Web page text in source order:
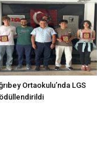
Ortaokulu’nda LGS
ödüllendirildi